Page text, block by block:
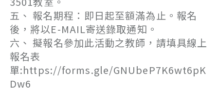
五、 報名期程：即日起至額滿為止。報名
後，將以E-MAIL寄送錄取通知。
六、 擬報名參加此活動之教師，請填具線上
報名表
單:https://forms.gle/GNUbeP7K6wt6pK
Dw6